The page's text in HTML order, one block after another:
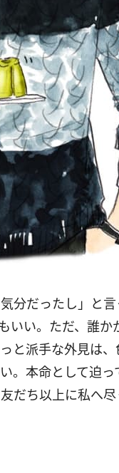
分だったし」と
いい。ただ、誰か
と派手な外見は
。本命として迫
だち以上に私へ